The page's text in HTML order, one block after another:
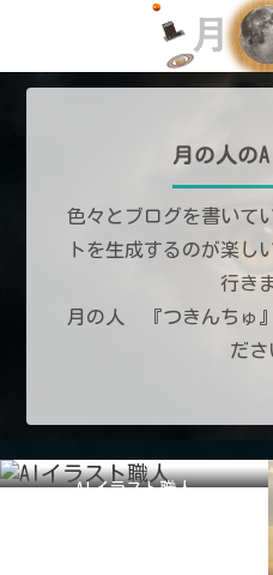
月の人の
色々とブログを書いて
トを生成するのが楽し
行き
月の人 『つきんちゅ
ださ
AIイラスト職人